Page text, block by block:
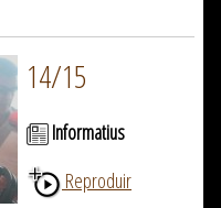
14/15
Informatius
Reproduir